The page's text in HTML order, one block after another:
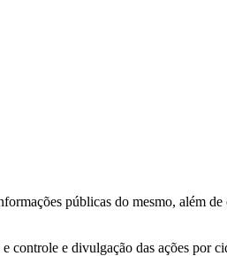
públicas do mesmo, além de
e divulgação das ações por